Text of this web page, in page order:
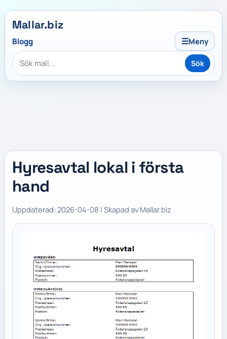
Mallar.biz
Blogg ☰Meny
Sök
Hyresavtal lokal i första
hand
Uppdaterad: 2026-04-08 | Skapad av Mallar.biz